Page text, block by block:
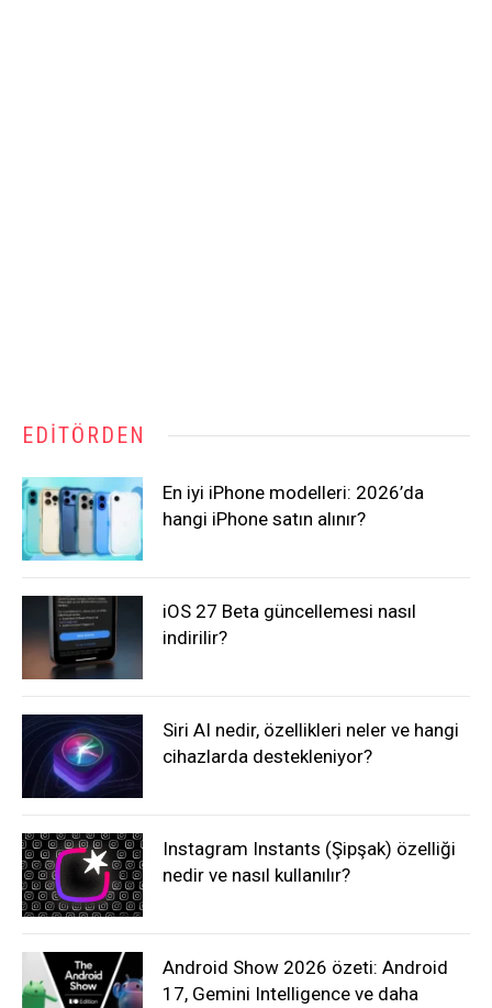
EDITÖRDEN
En iyi iPhone modelleri: 2026’da
hangi iPhone satın alınır?
iOS 27 Beta güncellemesi nasıl
indirilir?
Siri AI nedir, özellikleri neler ve hangi
cihazlarda destekleniyor?
Instagram Instants (Şipşak) özelliği
nedir ve nasıl kullanılır?
Android Show 2026 özeti: Android
17, Gemini Intelligence ve daha